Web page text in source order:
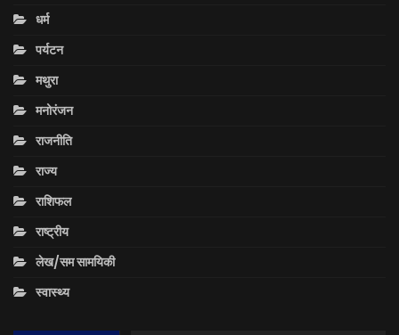
धर्म
पर्यटन
मथुरा
मनोरंजन
राजनीति
राज्य
राशिफल
राष्ट्रीय
लेख/सम सामयिकी
स्वास्थ्य